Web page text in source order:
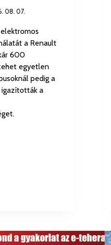
08. 07.
a Renault
600
egyetlen
pedig a
igazították a